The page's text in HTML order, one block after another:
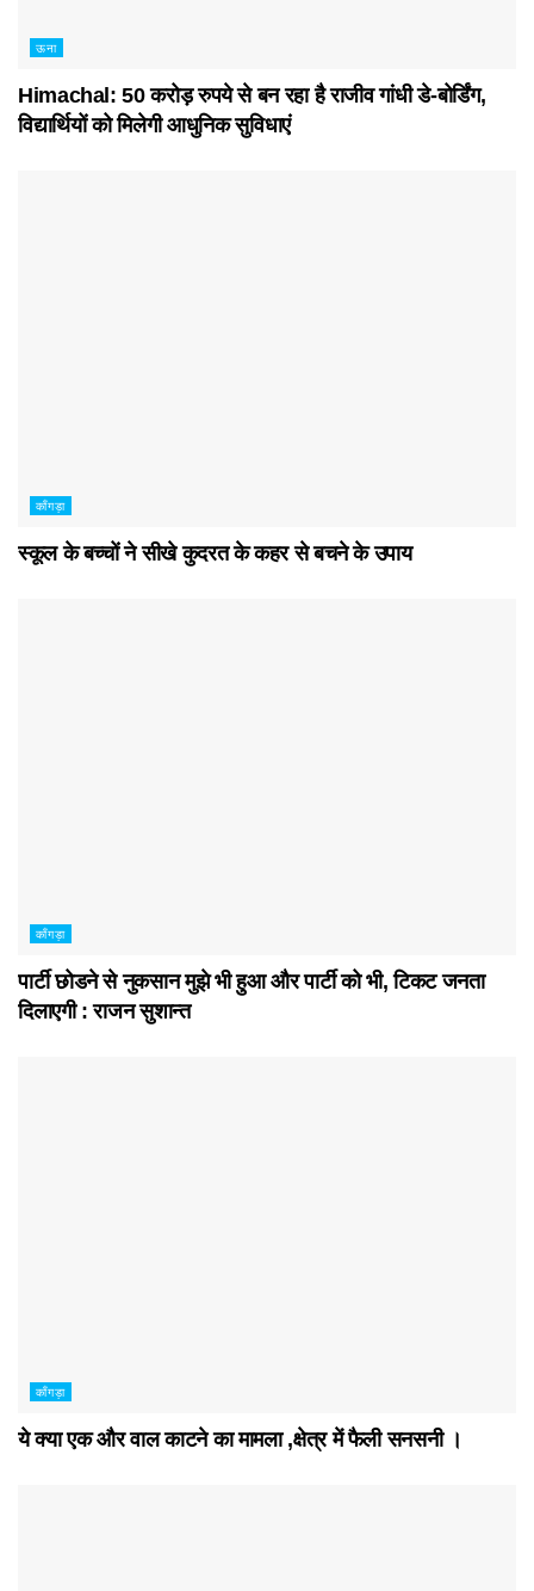
ऊना
Himachal: 50 करोड़ रुपये से बन रहा है राजीव गांधी डे-बोर्डिंग,
विद्यार्थियों को मिलेगी आधुनिक सुविधाएं
काँगड़ा
स्कूल के बच्चों ने सीखे कुदरत के कहर से बचने के उपाय
काँगड़ा
पार्टी छोडने से नुकसान मुझे भी हुआ और पार्टी को भी, टिकट जनता
दिलाएगी : राजन सुशान्त
काँगड़ा
ये क्या एक और वाल काटने का मामला ,क्षेत्र में फैली सनसनी ।